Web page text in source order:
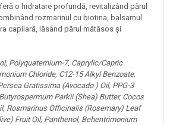
o hidratare profundă, revitalizând părul
rozmarinul cu biotina, balsamul
capilară, lăsând părul mătăsos și
Polyquaternium-7, Caprylic/Capric
Chloride, C12-15 Alkyl Benzoate,
Gratissima (Avocado ) Oil, PPG-3
Parkii (Shea) Butter, Cocos
Rosmarinus Officinalis (Rosemary) Leaf
Fruit Oil, Panthenol, Behentrimonium